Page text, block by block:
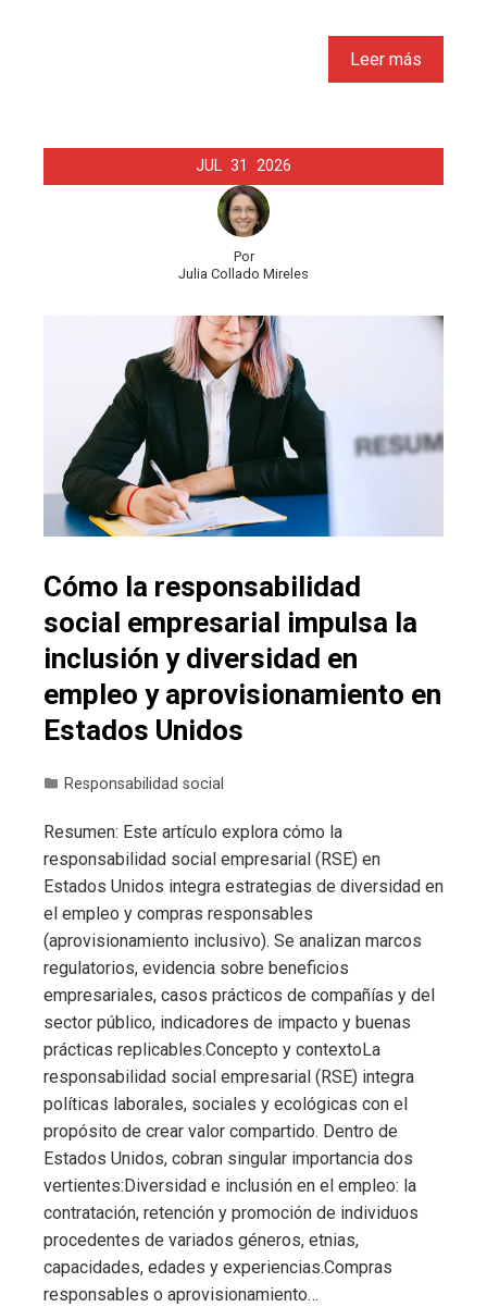
Leer más
JUL 31 2026
Por
Julia Collado Mireles
Cómo la responsabilidad
social empresarial impulsa la
inclusión y diversidad en
empleo y aprovisionamiento en
Estados Unidos
Responsabilidad social
Resumen: Este artículo explora cómo la
responsabilidad social empresarial (RSE) en
Estados Unidos integra estrategias de diversidad en
el empleo y compras responsables
(aprovisionamiento inclusivo). Se analizan marcos
regulatorios, evidencia sobre beneficios
empresariales, casos prácticos de compañías y del
sector público, indicadores de impacto y buenas
prácticas replicables.Concepto y contextoLa
responsabilidad social empresarial (RSE) integra
políticas laborales, sociales y ecológicas con el
propósito de crear valor compartido. Dentro de
Estados Unidos, cobran singular importancia dos
vertientes:Diversidad e inclusión en el empleo: la
contratación, retención y promoción de individuos
procedentes de variados géneros, etnias,
capacidades, edades y experiencias.Compras
responsables o aprovisionamiento…